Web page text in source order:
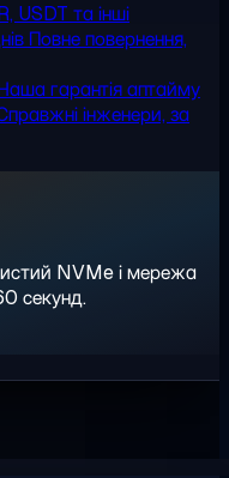
USDT та інші
Повне повернення,
гарантія аптайму
інженери, за
NVMe і мережа
секунд.